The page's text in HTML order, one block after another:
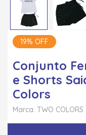
19% OFF
Conjunto
e Shorts
Colors
Marca: TWO COLORS